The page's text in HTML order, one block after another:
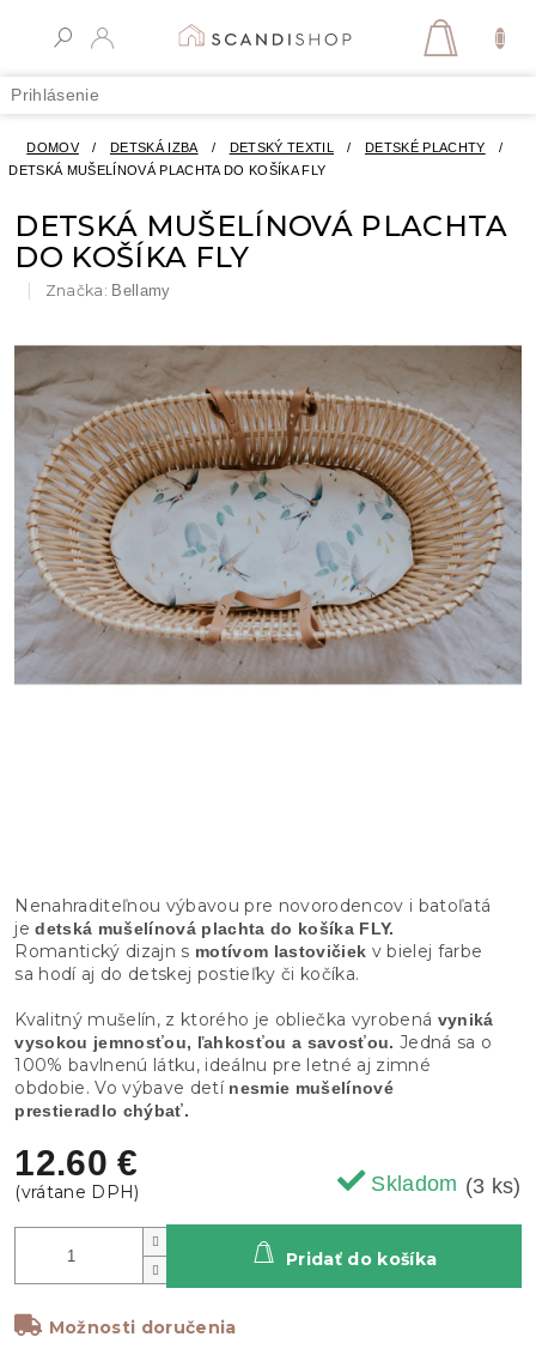
Prihlásenie
DOMOV / DETSKÁ IZBA / DETSKÝ TEXTIL / DETSKÉ PLACHTY
/
DETSKÁ MUŠELÍNOVÁ PLACHTA DO KOŠÍKA FLY
DETSKÁ MUŠELÍNOVÁ PLACHTA
DO KOŠÍKA FLY
Značka: Bellamy
12.60 €
Skladom (3 ks)
Možnosti doručenia
Pridať do košíka
Nenahraditeľnou výbavou pre novorodencov i batoľatá
je detská mušelínová plachta do košíka FLY.
Romantický dizajn s motívom lastovičiek v bielej farbe
sa hodí aj do detskej postieľky či kočíka.
Kvalitný mušelín, z ktorého je obliečka vyrobená vyniká
vysokou jemnosťou, ľahkosťou a savosťou. Jedná sa o
100% bavlnenú látku, ideálnu pre letné aj zimné
obdobie. Vo výbave detí nesmie mušelínové
prestieradlo chýbať.